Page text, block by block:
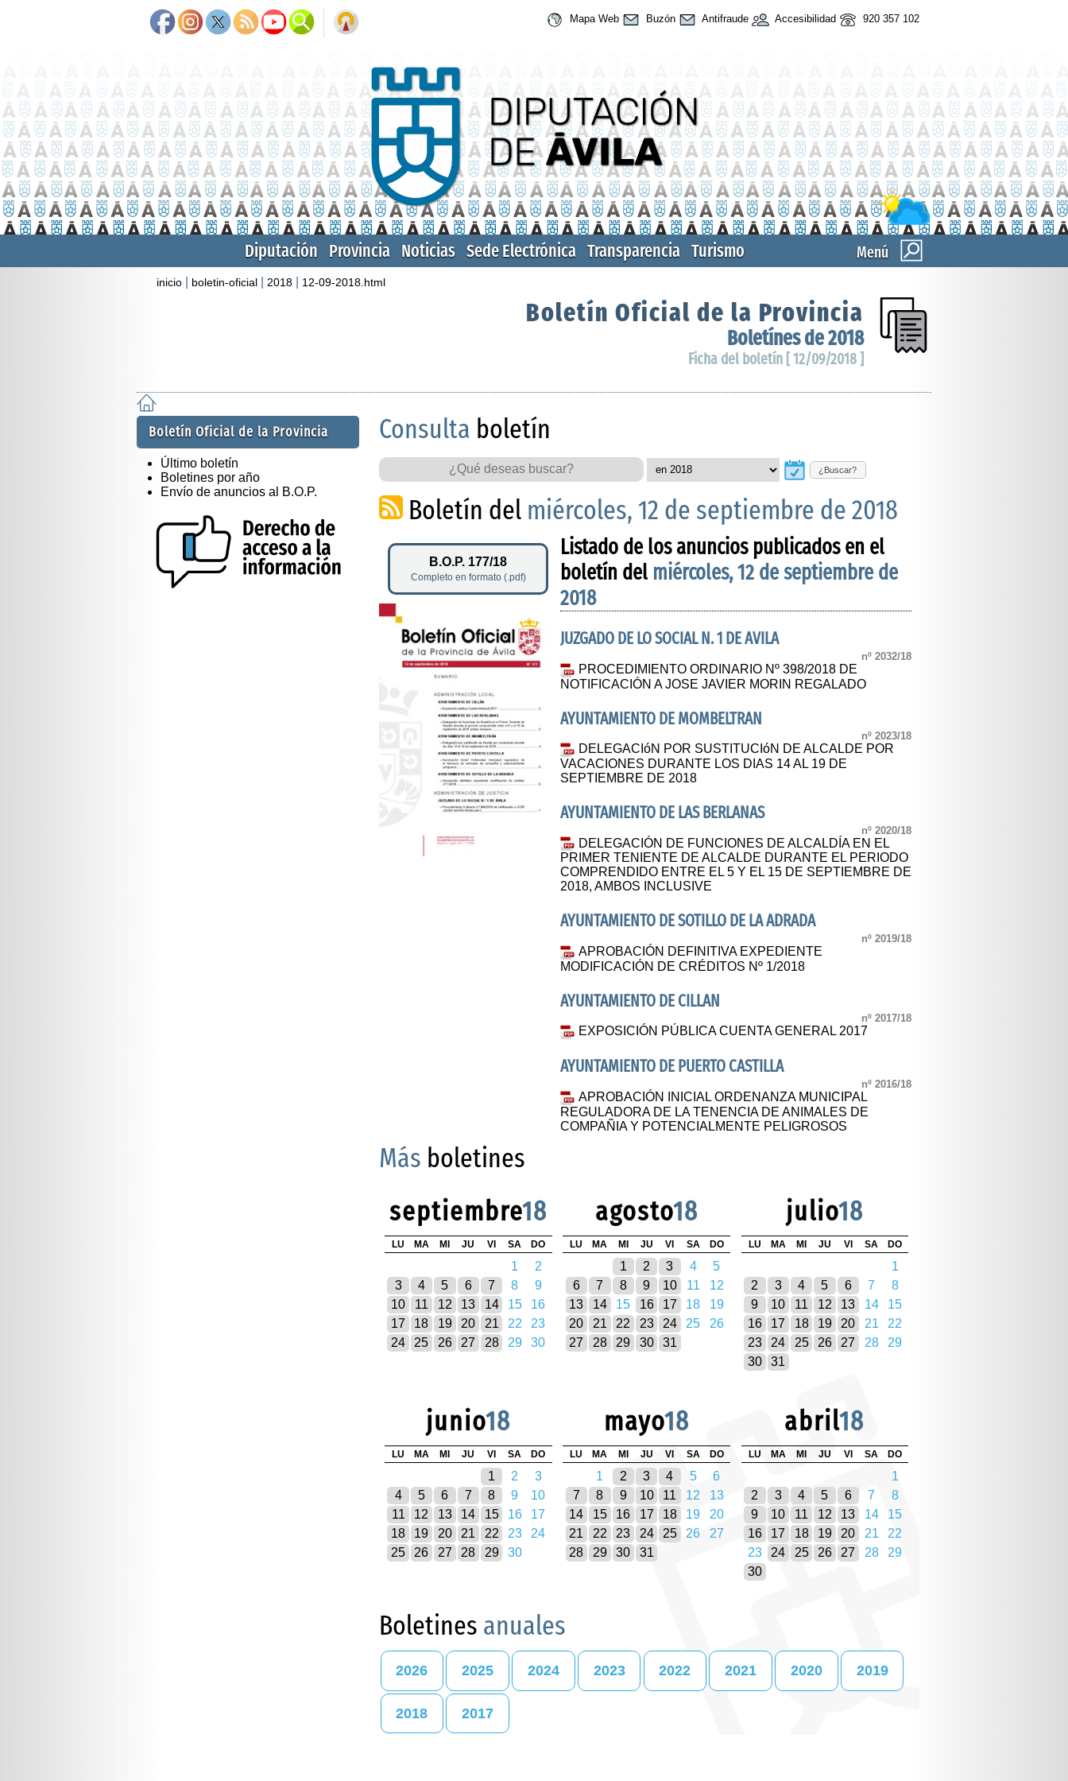
Mapa Web Buzón Antifraude Accesibilidad 920 357 102
Menú
Diputación Provincia Noticias Sede Electrónica Transparencia Turismo
inicio boletin-oficial 2018 12-09-2018.html
Boletín Oficial de la Provincia
Boletínes de 2018
Ficha del boletín [ 12/09/2018 ]
Boletín Oficial de la Provincia
Último boletín
Boletines por año
Envío de anuncios al B.O.P.
Consulta boletín
¿Buscar?
Boletín del miércoles, 12 de septiembre de 2018
B.O.P. 177/18
Completo en formato (.pdf)
Listado de los anuncios publicados en el
boletín del miércoles, 12 de septiembre de
2018
JUZGADO DE LO SOCIAL N. 1 DE AVILA
nº 2032/18
PROCEDIMIENTO ORDINARIO Nº 398/2018 DE
NOTIFICACIÓN A JOSE JAVIER MORIN REGALADO
AYUNTAMIENTO DE MOMBELTRAN
nº 2023/18
DELEGACIóN POR SUSTITUCIóN DE ALCALDE POR
VACACIONES DURANTE LOS DIAS 14 AL 19 DE
SEPTIEMBRE DE 2018
AYUNTAMIENTO DE LAS BERLANAS
nº 2020/18
DELEGACIÓN DE FUNCIONES DE ALCALDÍA EN EL
PRIMER TENIENTE DE ALCALDE DURANTE EL PERIODO
COMPRENDIDO ENTRE EL 5 Y EL 15 DE SEPTIEMBRE DE
2018, AMBOS INCLUSIVE
AYUNTAMIENTO DE SOTILLO DE LA ADRADA
nº 2019/18
APROBACIÓN DEFINITIVA EXPEDIENTE
MODIFICACIÓN DE CRÉDITOS Nº 1/2018
AYUNTAMIENTO DE CILLAN
nº 2017/18
EXPOSICIÓN PÚBLICA CUENTA GENERAL 2017
AYUNTAMIENTO DE PUERTO CASTILLA
nº 2016/18
APROBACIÓN INICIAL ORDENANZA MUNICIPAL
REGULADORA DE LA TENENCIA DE ANIMALES DE
COMPAÑIA Y POTENCIALMENTE PELIGROSOS
Más boletines
septiembre18
LU MA MI JU VI SA DO
1
2
3
4 5 6 7 8
9
10
11 12 13 14 15
16
17
18 19 20 21 22
23
24
25 26 27 28 29 30
agosto18
LU MA MI JU VI SA DO
1 2 3 4
5
6
7 8 9 10 11
12
13
14 15 16 17 18
19
20
21 22 23 24 25
26
27
28 29 30 31
julio18
LU MA MI JU VI SA DO
1
2
3 4 5 6 7
8
9
10 11 12 13 14
15
16
17 18 19 20 21
22
23
24 25 26 27 28
29
30
31
junio18
LU MA MI JU VI SA DO
1 2
3
4
5 6 7 8 9
10
11
12 13 14 15 16
17
18
19 20 21 22 23
24
25
26 27 28 29 30
mayo18
LU MA MI JU VI SA DO
1 2 3 4 5
6
7
8 9 10 11 12
13
14
15 16 17 18 19
20
21
22 23 24 25 26
27
28
29 30 31
abril18
LU MA MI JU VI SA DO
1
2
3 4 5 6 7
8
9
10 11 12 13 14
15
16
17 18 19 20 21
22
23
24 25 26 27 28
29
30
Boletines anuales
2026 2025 2024 2023 2022 2021 2020 2019
2018 2017